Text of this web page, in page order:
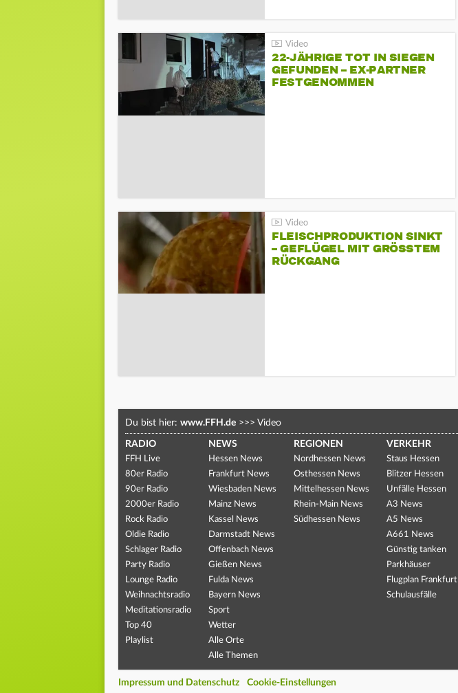
22-JÄHRIGE TOT IN SIEGEN
GEFUNDEN – EX-PARTNER
FESTGENOMMEN
FLEISCHPRODUKTION SINKT
– GEFLÜGEL MIT GRÖSSTEM R
ÜCKGANG
Du bist hier: www.FFH.de >>> Video
RADIO
FFH Live
80er Radio
90er Radio
2000er Radio
Rock Radio
Oldie Radio
Schlager Radio
Party Radio
Lounge Radio
Weihnachtsradio
Meditationsradio
Top 40
Playlist
NEWS
Hessen News
Frankfurt News
Wiesbaden News
Mainz News
Kassel News
Darmstadt News
Offenbach News
Gießen News
Fulda News
Bayern News
Sport
Wetter
Alle Orte
Alle Themen
REGIONEN
Nordhessen News
Osthessen News
Mittelhessen News
Rhein-Main News
Südhessen News
VERKEHR
Staus Hessen
Blitzer Hessen
Unfälle Hessen
A3 News
A5 News
A661 News
Günstig tanken
Parkhäuser
Flugplan Frankfurt
Schulausfälle
Impressum und Datenschutz Cookie-Einstellungen